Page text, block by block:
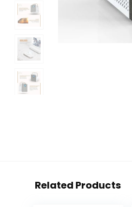
Related Products